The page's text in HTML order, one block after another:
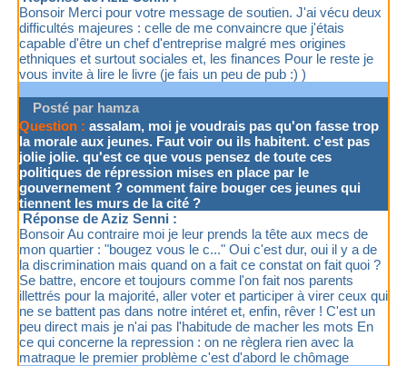
Bonsoir Merci pour votre message de soutien. J'ai vécu deux
difficultés majeures : celle de me convaincre que j'étais
capable d'être un chef d'entreprise malgré mes origines
ethniques et surtout sociales et, les finances Pour le reste je
vous invite à lire le livre (je fais un peu de pub :) )
Posté par hamza
Question : assalam, moi je voudrais pas qu'on fasse trop
la morale aux jeunes. Faut voir ou ils habitent. c'est pas
jolie jolie. qu'est ce que vous pensez de toute ces
politiques de répression mises en place par le
gouvernement ? comment faire bouger ces jeunes qui
tiennent les murs de la cité ?
Réponse de Aziz Senni :
Bonsoir Au contraire moi je leur prends la tête aux mecs de
mon quartier : "bougez vous le c..." Oui c'est dur, oui il y a de
la discrimination mais quand on a fait ce constat on fait quoi ?
Se battre, encore et toujours comme l'on fait nos parents
illettrés pour la majorité, aller voter et participer à virer ceux qui
ne se battent pas dans notre intéret et, enfin, rêver ! C'est un
peu direct mais je n'ai pas l'habitude de macher les mots En
ce qui concerne la repression : on ne règlera rien avec la
matraque le premier problème c'est d'abord le chômage